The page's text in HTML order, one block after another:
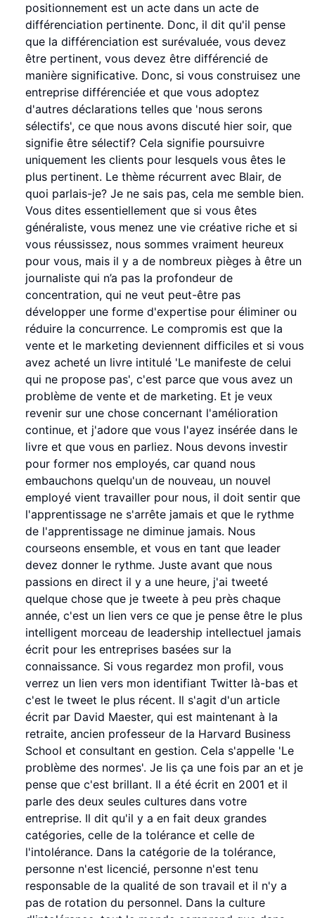
positionnement est un acte dans un acte de
différenciation pertinente. Donc, il dit qu'il pense
que la différenciation est surévaluée, vous devez
être pertinent, vous devez être différencié de
manière significative. Donc, si vous construisez une
entreprise différenciée et que vous adoptez
d'autres déclarations telles que 'nous serons
sélectifs', ce que nous avons discuté hier soir, que
signifie être sélectif? Cela signifie poursuivre
uniquement les clients pour lesquels vous êtes le
plus pertinent. Le thème récurrent avec Blair, de
quoi parlais-je? Je ne sais pas, cela me semble bien.
Vous dites essentiellement que si vous êtes
généraliste, vous menez une vie créative riche et si
vous réussissez, nous sommes vraiment heureux
pour vous, mais il y a de nombreux pièges à être un
journaliste qui n’a pas la profondeur de
concentration, qui ne veut peut-être pas
développer une forme d'expertise pour éliminer ou
réduire la concurrence. Le compromis est que la
vente et le marketing deviennent difficiles et si vous
avez acheté un livre intitulé 'Le manifeste de celui
qui ne propose pas', c'est parce que vous avez un
problème de vente et de marketing. Et je veux
revenir sur une chose concernant l'amélioration
continue, et j'adore que vous l'ayez insérée dans le
livre et que vous en parliez. Nous devons investir
pour former nos employés, car quand nous
embauchons quelqu'un de nouveau, un nouvel
employé vient travailler pour nous, il doit sentir que
l'apprentissage ne s'arrête jamais et que le rythme
de l'apprentissage ne diminue jamais. Nous
courseons ensemble, et vous en tant que leader
devez donner le rythme. Juste avant que nous
passions en direct il y a une heure, j'ai tweeté
quelque chose que je tweete à peu près chaque
année, c'est un lien vers ce que je pense être le plus
intelligent morceau de leadership intellectuel jamais
écrit pour les entreprises basées sur la
connaissance. Si vous regardez mon profil, vous
verrez un lien vers mon identifiant Twitter là-bas et
c'est le tweet le plus récent. Il s'agit d'un article
écrit par David Maester, qui est maintenant à la
retraite, ancien professeur de la Harvard Business
School et consultant en gestion. Cela s'appelle 'Le
problème des normes'. Je lis ça une fois par an et je
pense que c'est brillant. Il a été écrit en 2001 et il
parle des deux seules cultures dans votre
entreprise. Il dit qu'il y a en fait deux grandes
catégories, celle de la tolérance et celle de
l'intolérance. Dans la catégorie de la tolérance,
personne n'est licencié, personne n'est tenu
responsable de la qualité de son travail et il n'y a
pas de rotation du personnel. Dans la culture